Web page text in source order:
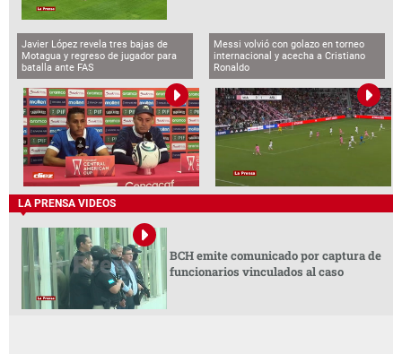
Javier López revela tres bajas de
Motagua y regreso de jugador para
batalla ante FAS
Messi volvió con golazo en torneo
internacional y acecha a Cristiano
Ronaldo
LA PRENSA VIDEOS
BCH emite comunicado por captura de
funcionarios vinculados al caso